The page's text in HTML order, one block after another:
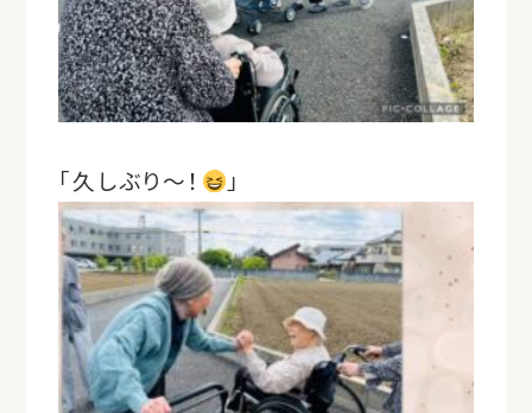
「久しぶり～！ 」